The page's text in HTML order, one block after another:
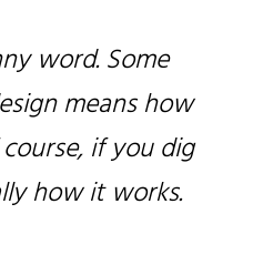
word. Some
means how
if you dig
how it works.